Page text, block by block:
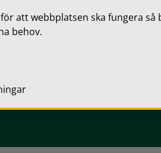
- Vilket stöd kan du
att webbplatsen ska fungera
behov.